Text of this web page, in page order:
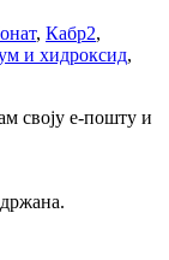
, Кабр2,
и хидроксид,
своју е-пошту и